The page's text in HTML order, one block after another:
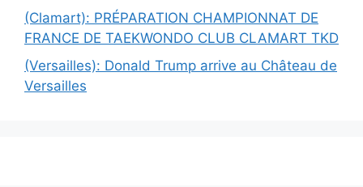
(Clamart): PRÉPARATION CHAMPIONNAT DE
FRANCE DE TAEKWONDO CLUB CLAMART TKD
(Versailles): Donald Trump arrive au Château de
Versailles